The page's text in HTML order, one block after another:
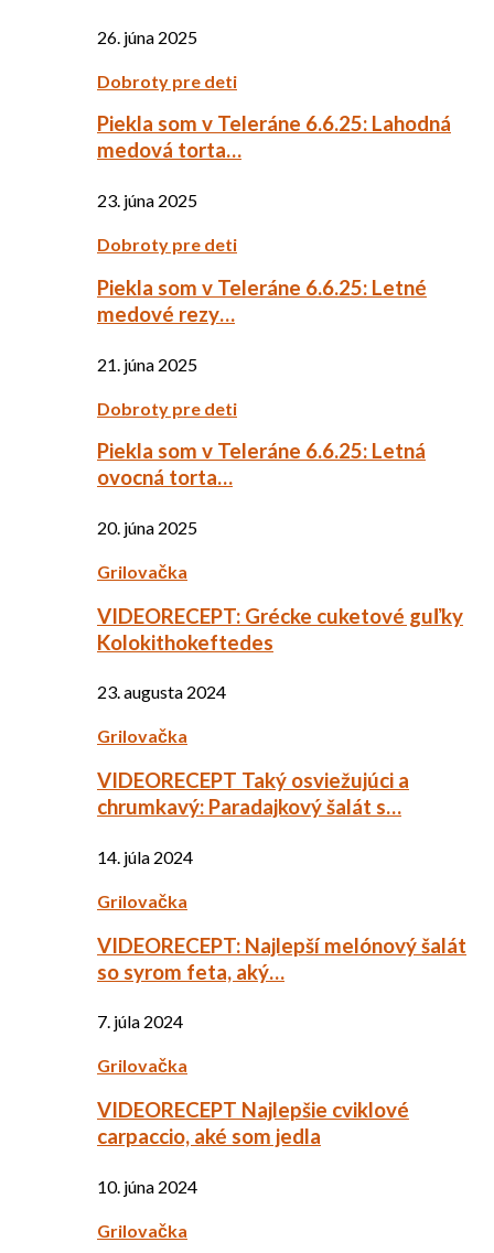
26. júna 2025
Dobroty pre deti
Piekla som v Teleráne 6.6.25: Lahodná
medová torta…
23. júna 2025
Dobroty pre deti
Piekla som v Teleráne 6.6.25: Letné
medové rezy…
21. júna 2025
Dobroty pre deti
Piekla som v Teleráne 6.6.25: Letná
ovocná torta…
20. júna 2025
Grilovačka
VIDEORECEPT: Grécke cuketové guľky
Kolokithokeftedes
23. augusta 2024
Grilovačka
VIDEORECEPT Taký osviežujúci a
chrumkavý: Paradajkový šalát s…
14. júla 2024
Grilovačka
VIDEORECEPT: Najlepší melónový šalát
so syrom feta, aký…
7. júla 2024
Grilovačka
VIDEORECEPT Najlepšie cviklové
carpaccio, aké som jedla
10. júna 2024
Grilovačka